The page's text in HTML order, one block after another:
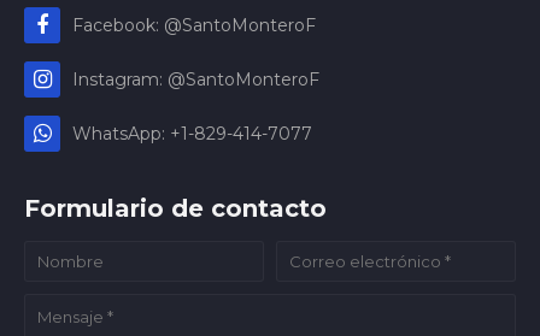
Facebook: @SantoMonteroF
Instagram: @SantoMonteroF
WhatsApp: +1-829-414-7077
Formulario de contacto